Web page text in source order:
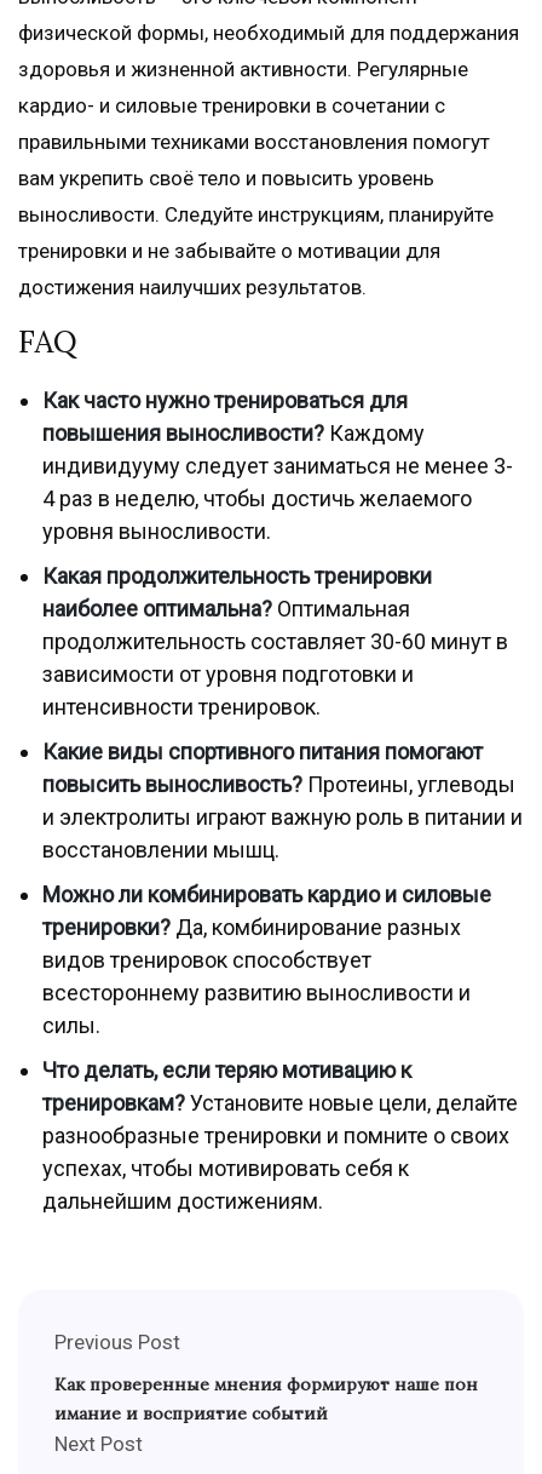
физической формы, необходимый для поддержания
здоровья и жизненной активности. Регулярные
кардио- и силовые тренировки в сочетании с
правильными техниками восстановления помогут
вам укрепить своё тело и повысить уровень
выносливости. Следуйте инструкциям, планируйте
тренировки и не забывайте о мотивации для
достижения наилучших результатов.
FAQ
Как часто нужно тренироваться для
повышения выносливости? Каждому
индивидууму следует заниматься не менее 3-
4 раз в неделю, чтобы достичь желаемого
уровня выносливости.
Какая продолжительность тренировки
наиболее оптимальна? Оптимальная
продолжительность составляет 30-60 минут в
зависимости от уровня подготовки и
интенсивности тренировок.
Какие виды спортивного питания помогают
повысить выносливость? Протеины, углеводы
и электролиты играют важную роль в питании и
восстановлении мышц.
Можно ли комбинировать кардио и силовые
тренировки? Да, комбинирование разных
видов тренировок способствует
всестороннему развитию выносливости и
силы.
Что делать, если теряю мотивацию к
тренировкам?Установите новые цели, делайте
разнообразные тренировки и помните о своих
успехах, чтобы мотивировать себя к
дальнейшим достижениям.
Previous Post
Как проверенные мнения формируют наше пон
имание и восприятие событий
Next Post